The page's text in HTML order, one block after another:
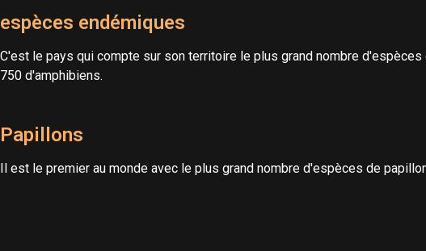
espèces endémiques
C'est le pays qui compte sur son territoire le plus grand nombre
750 d'amphibiens.
Papillons
Il est le premier au monde avec le plus grand nombre d'espèces de